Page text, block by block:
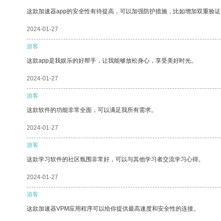
这款加速器app的安全性有待提高，可以加强防护措施，比如增加双重验
2024-01-27
游客
这款app是我娱乐的好帮手，让我能够放松身心，享受美好时光。
2024-01-27
游客
这款软件的功能非常全面，可以满足我所有需求。
2024-01-27
游客
这款学习软件的社区氛围非常好，可以与其他学习者交流学习心得。
2024-01-27
游客
这款加速器VPM应用程序可以给你提供最高速度和安全性的连接。